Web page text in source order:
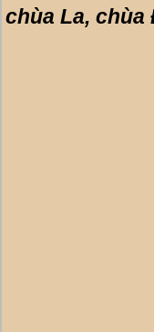
chùa La, chùa